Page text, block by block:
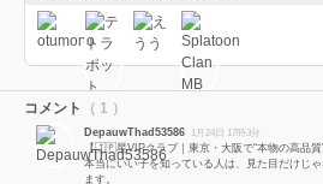
コメント （ 1 ）
DepauwThad53586 1月24日 17時3分
【🇯🇵星VIPクラブ｜東京・大阪で“本物の高品質”
本当にいい子を知っている人は、見た目だけじ
ます。